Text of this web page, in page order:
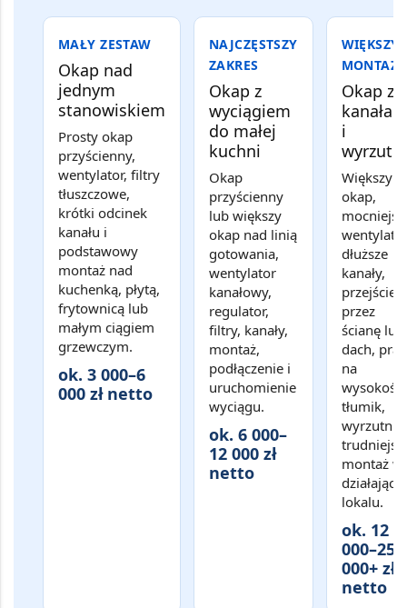
MAŁY ZESTAW
Okap nad
jednym
stanowiskiem
Prosty okap
przyścienny,
wentylator, filtry
tłuszczowe,
krótki odcinek
kanału i
podstawowy
montaż nad
kuchenką, płytą,
frytownicą lub
małym ciągiem
grzewczym.
ok. 3 000–6
000 zł netto
NAJCZĘSTSZY
ZAKRES
Okap z
wyciągiem
do małej
kuchni
Okap
przyścienny
lub większy
okap nad linią
gotowania,
wentylator
kanałowy,
regulator,
filtry, kanały,
montaż,
podłączenie i
uruchomienie
wyciągu.
ok. 6 000–
12 000 zł
netto
WIĘKSZY
MONTAŻ
Okap z
i
Większy
okap,
dłuższe
kanały,
przejście
przez
ścianę lub
dach,
na
tłumik,
wyrzutnia
montaż w
lokalu.
ok. 12
000–25
000+ zł
netto